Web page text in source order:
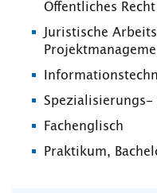
Öffentliches Recht
Juristische
Spezialisierungs-
Fachenglisch
Praktikum,